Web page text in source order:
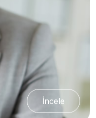
İncele